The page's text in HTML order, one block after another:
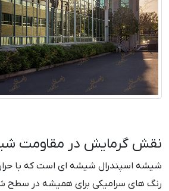
نقش گرمایش در مقاومت
شیشه اسپندرال شیشه ای است که با
رنگ های سرامیکی برای همیشه در